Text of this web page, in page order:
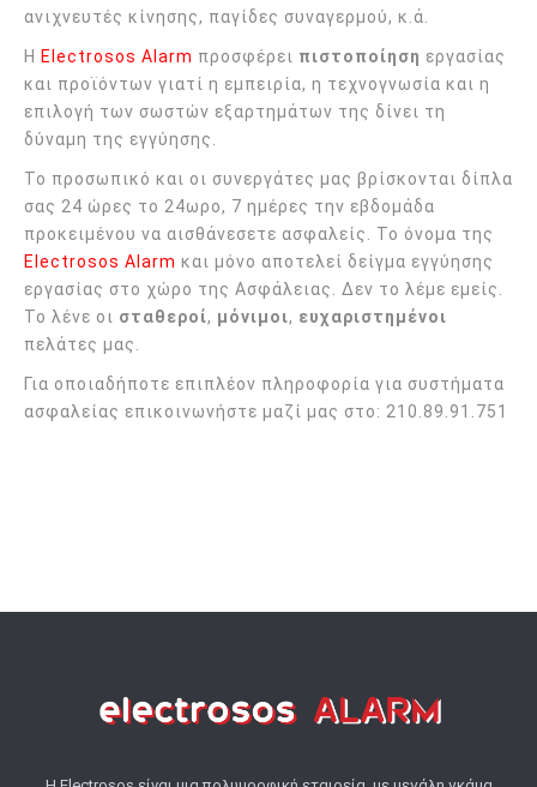
ανιχνευτές κίνησης, παγίδες συναγερμού, κ.ά.
Η Electrosos Alarm προσφέρει πιστοποίηση εργασίας
και προϊόντων γιατί η εμπειρία, η τεχνογνωσία και η
επιλογή των σωστών εξαρτημάτων της δίνει τη
δύναμη της εγγύησης.
Το προσωπικό και οι συνεργάτες μας βρίσκονται δίπλα
σας 24 ώρες το 24ωρο, 7 ημέρες την εβδομάδα
προκειμένου να αισθάνεσετε ασφαλείς. Το όνομα της
Electrosos Alarm και μόνο αποτελεί δείγμα εγγύησης
εργασίας στο χώρο της Ασφάλειας. Δεν το λέμε εμείς.
Το λένε οι σταθεροί, μόνιμοι, ευχαριστημένοι
πελάτες μας.
Για οποιαδήποτε επιπλέον πληροφορία για συστήματα
ασφαλείας επικοινωνήστε μαζί μας στο: 210.89.91.751